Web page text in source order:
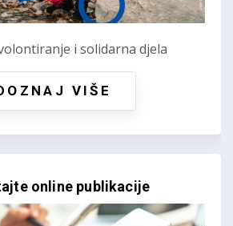
i solidarna djela
VIŠE
online publikacije